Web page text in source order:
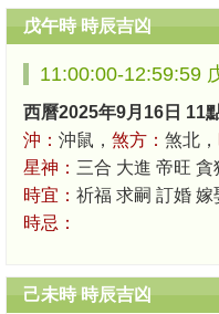
戊午時 時辰吉凶
11:00:00-12:59:59
西曆2025年9月16日 11
沖： 沖鼠， 煞方： 煞北，
星神： 三合 大進 帝旺 貪
時宜： 祈福 求嗣 訂婚
時忌：
己未時 時辰吉凶